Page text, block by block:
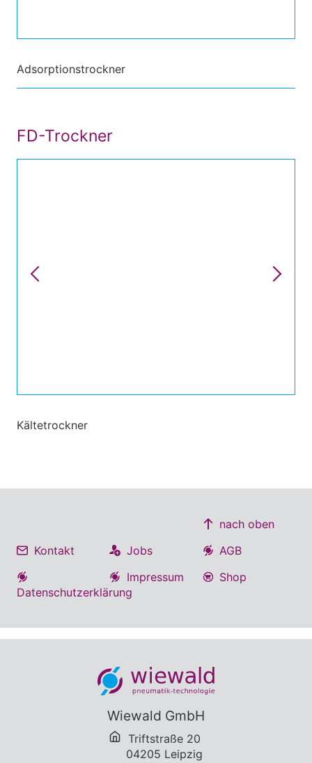
Adsorptionstrockner
FD-Trockner
Kältetrockner
nach oben
Kontakt
Jobs AGB
Datenschutzerklärung
Impressum Shop
Wiewald GmbH
Triftstraße 20
04205 Leipzig